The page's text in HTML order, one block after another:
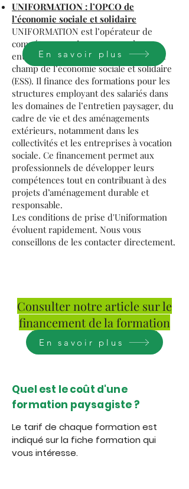
UNIFORMATION : l’OPCO de
l’économie sociale et solidaire
UNIFORMATION est l’opérateur de
compétences qui accompagne les
entreprises et associations relevant du
champ de l’économie sociale et solidaire
(ESS). Il finance des formations pour les
structures employant des salariés dans
les domaines de l’entretien paysager, du
cadre de vie et des aménagements
extérieurs, notamment dans les
collectivités et les entreprises à vocation
sociale. Ce financement permet aux
professionnels de développer leurs
compétences tout en contribuant à des
projets d’aménagement durable et
responsable.
Les conditions de prise d'Uniformation
évoluent rapidement. Nous vous
conseillons de les contacter directement.
Consulter notre article sur le
financement de la formation
dans le paysage en 2025
En savoir plus
En savoir plus
Quel est le coût d'une
formation paysagiste ?
Le tarif de chaque formation est
indiqué sur la fiche formation qui
vous intéresse.